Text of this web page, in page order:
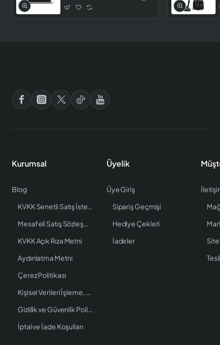
Kurumsal
Blog
KVKK Senetli Satış İstenen Bilgiler
Mesafeli Satış Sözleşmesi
KVKK Açık Rıza Metni
Aydınlatma Metni
Çerez Politikası
Kişisel Verileri İşleme, Saklama ve İmha Politikası
Gizlilik ve Güvenlik Politikası
İptal ve İade Koşulları
Üyelik
Üye Giriş
Sipariş Geçmişi
Hediye Çekleri
İadeler
Site